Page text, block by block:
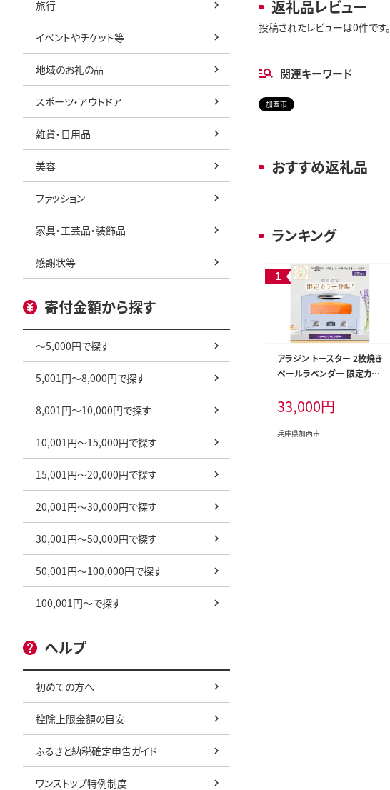
旅行
イベントやチケット等
地域のお礼の品
スポーツ・アウトドア
雑貨・日用品
美容
ファッション
家具・工芸品・装飾品
感謝状等
寄付金額から探す
～5,000円で探す
5,001円～8,000円で探す
8,001円～10,000円で探す
10,001円～15,000円で探す
15,001円～20,000円で探す
20,001円～30,000円で探す
30,001円～50,000円で探す
50,001円～100,000円で探す
100,001円～で探す
ヘルプ
初めての方へ
控除上限金額の目安
ふるさと納税確定申告ガイド
ワンストップ特例制度
返礼品レビュー
投稿されたレビューは0件です。
関連キーワード
加西市
おすすめ返礼品
ランキング
アラジン トースター 2枚焼き
ペールラベンダー 限定カラ
しゃれ インテリア キッチン
家電 調理 朝食 パン 調理家
電 キッチン家電 時短 お手入
33,000円
兵庫県加西市